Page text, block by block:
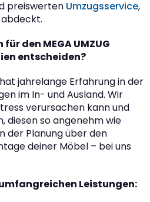
preiswerten Umzugsservice,
den MEGA UMZUG
entscheiden?
jahrelange Erfahrung in der
im In- und Ausland. Wir
verursachen kann und
diesen so angenehm wie
der Planung über den
deiner Möbel – bei uns
Leistungen: